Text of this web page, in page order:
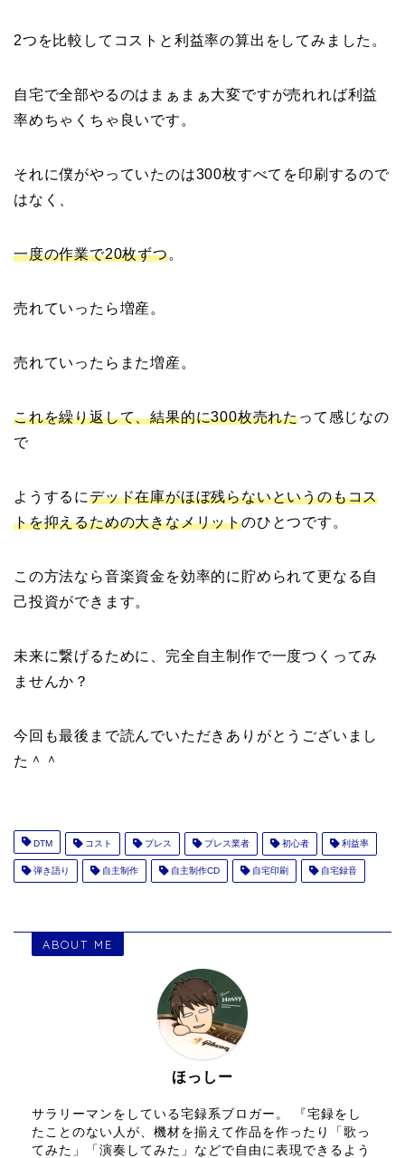
2つを比較してコストと利益率の算出をしてみました。
自宅で全部やるのはまぁまぁ大変ですが売れれば利益
率めちゃくちゃ良いです。
それに僕がやっていたのは300枚すべてを印刷するので
はなく、
一度の作業で20枚ずつ。
売れていったら増産。
売れていったらまた増産。
これを繰り返して、結果的に300枚売れたって感じなの
で
ようするにデッド在庫がほぼ残らないというのもコス
トを抑えるための大きなメリットのひとつです。
この方法なら音楽資金を効率的に貯められて更なる自
己投資ができます。
未来に繋げるために、完全自主制作で一度つくってみ
ませんか？
今回も最後まで読んでいただきありがとうございまし
た＾＾
DTM コスト プレス プレス業者 初心者 利益率
弾き語り 自主制作 自主制作CD 自宅印刷 自宅録音
ABOUT ME
ほっしー
サラリーマンをしている宅録系ブロガー。 『宅録をし
たことのない人が、機材を揃えて作品を作ったり「歌っ
てみた」「演奏してみた」などで自由に表現できるよう